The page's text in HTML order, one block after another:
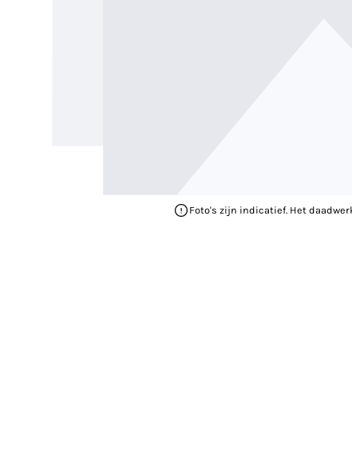
Foto's zijn indicatief. Het